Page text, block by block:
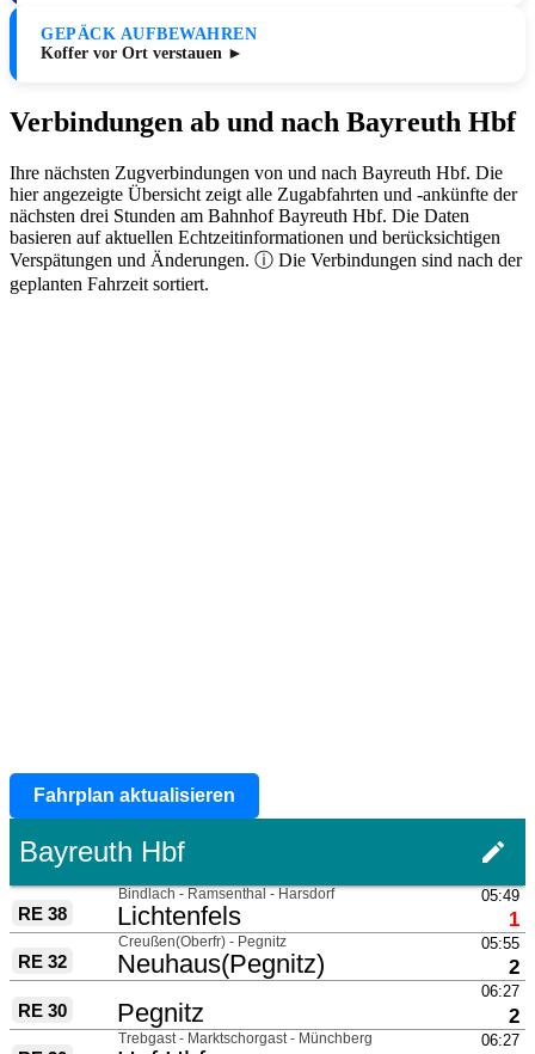
GEPÄCK AUFBEWAHREN
Koffer vor Ort verstauen ►
Verbindungen ab und nach Bayreuth Hbf
Ihre nächsten Zugverbindungen von und nach Bayreuth Hbf. Die
hier angezeigte Übersicht zeigt alle Zugabfahrten und -ankünfte der
nächsten drei Stunden am Bahnhof Bayreuth Hbf. Die Daten
basieren auf aktuellen Echtzeitinformationen und berücksichtigen
Verspätungen und Änderungen. ⓘ Die Verbindungen sind nach der
geplanten Fahrzeit sortiert.
Fahrplan aktualisieren